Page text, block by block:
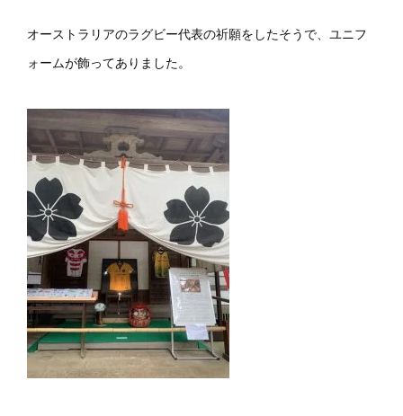
オーストラリアのラグビー代表の祈願をしたそうで、ユニフ
ォームが飾ってありました。